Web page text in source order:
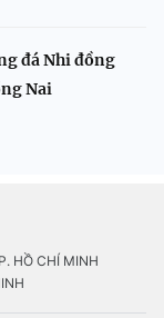
đá Nhi đồng
Nai
HỒ CHÍ MINH